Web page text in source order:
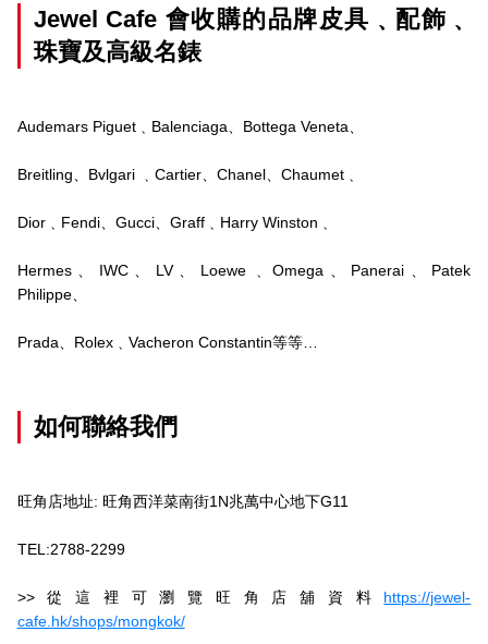
Jewel Cafe 會收購的品牌皮具﹑配飾﹑
珠寶及高級名錶
Audemars Piguet﹑Balenciaga、Bottega Veneta、
Breitling、Bvlgari ﹑Cartier、Chanel、Chaumet﹑
Dior﹑Fendi、Gucci、Graff﹑Harry Winston﹑
Hermes、IWC、LV、Loewe﹑Omega、Panerai、Patek
Philippe、
Prada、Rolex﹑Vacheron Constantin等等…
如何聯絡我們
旺角店地址: 旺角西洋菜南街1N兆萬中心地下G11
TEL:2788-2299
>>從這裡可瀏覽旺角店舖資料 https://jewel-
cafe.hk/shops/mongkok/